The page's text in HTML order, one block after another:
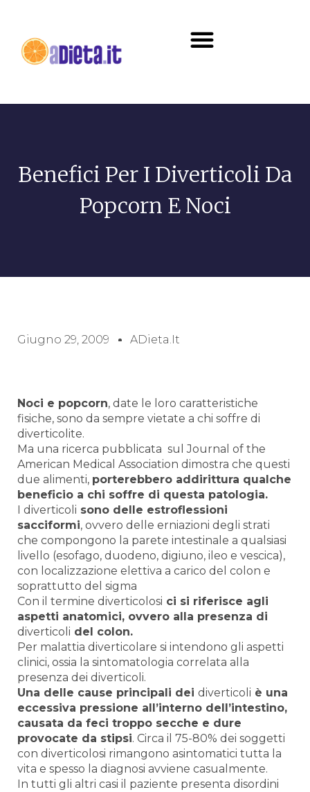
Benefici Per I Diverticoli Da
Popcorn E Noci
Giugno 29, 2009 ADieta.it
Noci e popcorn, date le loro caratteristiche
fisiche, sono da sempre vietate a chi soffre di
diverticolite.
Ma una ricerca pubblicata sul Journal of the
American Medical Association dimostra che questi
due alimenti, porterebbero addirittura qualche
beneficio a chi soffre di questa patologia.
I diverticoli sono delle estroflessioni
sacciformi, ovvero delle erniazioni degli strati
che compongono la parete intestinale a qualsiasi
livello (esofago, duodeno, digiuno, ileo e vescica),
con localizzazione elettiva a carico del colon e
soprattutto del sigma
Con il termine diverticolosi ci si riferisce agli
aspetti anatomici, ovvero alla presenza di
diverticoli del colon.
Per malattia diverticolare si intendono gli aspetti
clinici, ossia la sintomatologia correlata alla
presenza dei diverticoli.
Una delle cause principali dei diverticoli è una
eccessiva pressione all’interno dell’intestino,
causata da feci troppo secche e dure
provocate da stipsi. Circa il 75-80% dei soggetti
con diverticolosi rimangono asintomatici tutta la
vita e spesso la diagnosi avviene casualmente.
In tutti gli altri casi il paziente presenta disordini